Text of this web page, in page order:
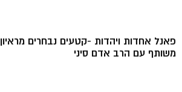
פאנל אחדות ויהדות -קטעים נבחרים מראיון
משותף עם הרב אדם סיני